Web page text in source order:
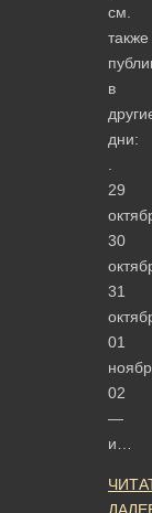
см.
также
в
дни:
29
30
31
01
02
—
и…